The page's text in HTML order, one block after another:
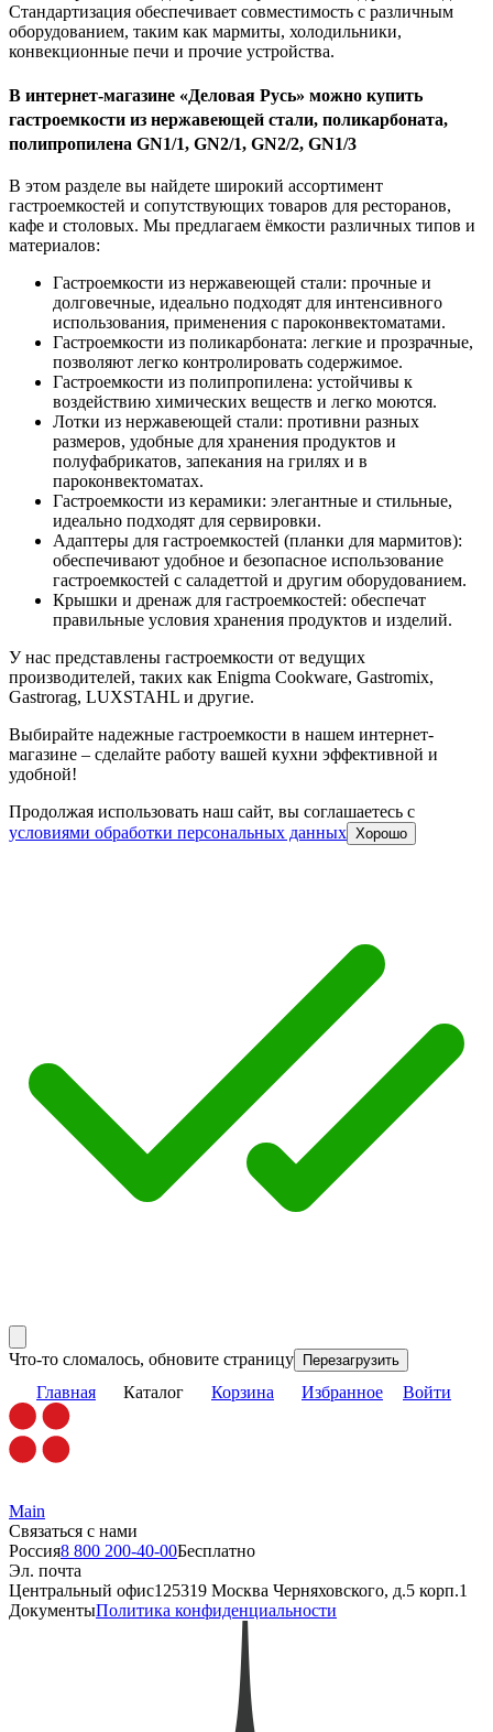
Стандартизация обеспечивает совместимость с различным
оборудованием, таким как мармиты, холодильники,
конвекционные печи и прочие устройства.
В интернет-магазине «Деловая Русь» можно купить
гастроемкости из нержавеющей стали, поликарбоната,
полипропилена GN1/1, GN2/1, GN2/2, GN1/3
В этом разделе вы найдете широкий ассортимент
гастроемкостей и сопутствующих товаров для ресторанов,
кафе и столовых. Мы предлагаем ёмкости различных типов и
материалов:
Гастроемкости из нержавеющей стали: прочные и
долговечные, идеально подходят для интенсивного
использования, применения с пароконвектоматами.
Гастроемкости из поликарбоната: легкие и прозрачные,
позволяют легко контролировать содержимое.
Гастроемкости из полипропилена: устойчивы к
воздействию химических веществ и легко моются.
Лотки из нержавеющей стали: противни разных
размеров, удобные для хранения продуктов и
полуфабрикатов, запекания на грилях и в
пароконвектоматах.
Гастроемкости из керамики: элегантные и стильные,
идеально подходят для сервировки.
Адаптеры для гастроемкостей (планки для мармитов):
обеспечивают удобное и безопасное использование
гастроемкостей с саладеттой и другим оборудованием.
Крышки и дренаж для гастроемкостей: обеспечат
правильные условия хранения продуктов и изделий.
У нас представлены гастроемкости от ведущих
производителей, таких как Enigma Cookware, Gastromix,
Gastrorag, LUXSTAHL и другие.
Выбирайте надежные гастроемкости в нашем интернет-
магазине – сделайте работу вашей кухни эффективной и
удобной!
Продолжая использовать наш сайт, вы соглашаетесь c
условиями обработки персональных данных Хорошо
Что-то сломалось, обновите страницу Перезагрузить
Главная Каталог Корзина Избранное Войти
Main
Связаться с нами
Россия8 800 200-40-00Бесплатно
Эл. почта
Центральный офис125319 Москва Черняховского, д.5 корп.1
ДокументыПолитика конфиденциальности